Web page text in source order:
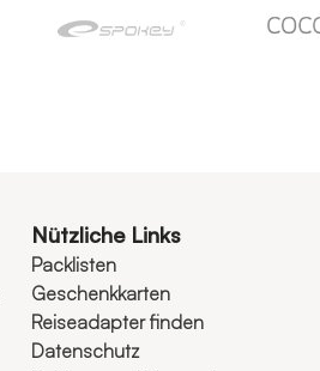
Nützliche Links
Packlisten
Geschenkkarten
Reiseadapter finden
Datenschutz